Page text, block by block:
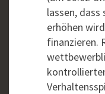
lassen,
erhöhen
finanzieren.